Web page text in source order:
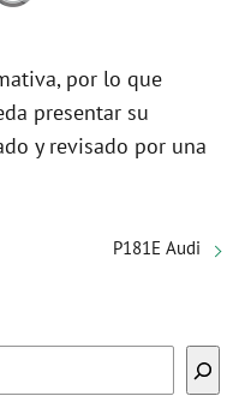
por lo que
presentar su
y revisado por una
P181E Audi